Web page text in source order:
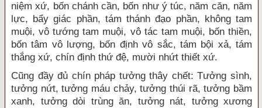
niệm xứ, bốn chánh cần, bốn như ý túc, năm căn, năm
lực, bẩy giác phần, tám thánh đạo phần, không tam
muội, vô tướng tam muội, vô tác tam muội, bốn thiền,
bốn tâm vô lượng, bốn định vô sắc, tám bội xả, tám
thắng xứ, chín định thứ đệ, mười nhứt thiết xứ.
Cũng đầy đủ chín pháp tưởng thây chết: Tưởng sình,
tưởng nứt, tưởng máu chảy, tưởng thúi rã, tưởng bầm
xanh, tưởng dòi trùng ăn, tưởng nát, tưởng xương